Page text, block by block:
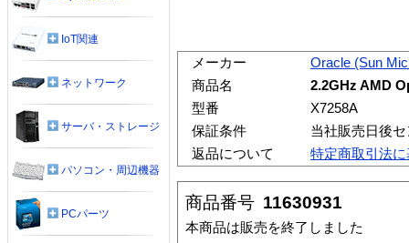
メーカー
Oracle (Sun
商品名
2.2GHz AMD
型番
X7258A
保証条件
当社販売日後
返品について
特定商取引法
商品番号 11630931
本商品は販売を終了しました
IoT関連
ネットワーク
サーバ・ストレージ
パソコン・周辺機器
PCパーツ